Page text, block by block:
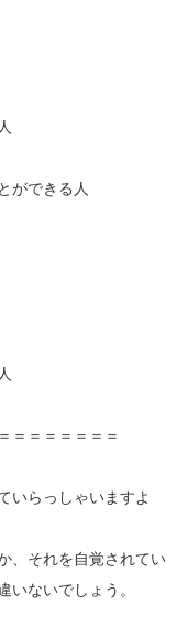
ができる人
＝＝＝＝＝＝＝
いらっしゃいますよ
、それを自覚されてい
いないでしょう。